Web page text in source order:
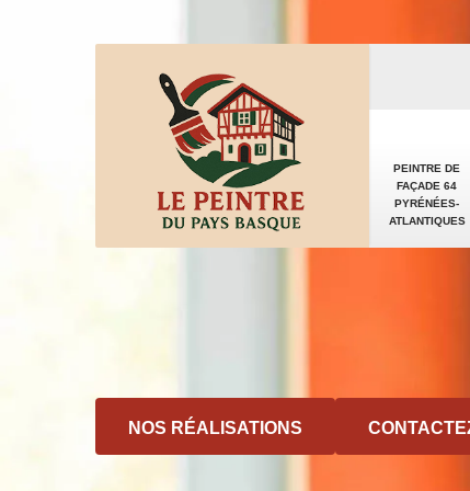
PEINTRE DE
FAÇADE 64
PYRÉNÉES-
ATLANTIQUES
NOS RÉALISATIONS